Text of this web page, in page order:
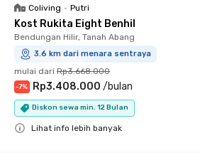
Coliving • Putri
Kost Rukita Eight Benhil
Bendungan Hilir, Tanah Abang
3.6 km dari menara sentraya
mulai dari Rp3.668.000
-7% Rp3.408.000 /bulan
Diskon sewa min. 12 Bulan
Lihat info lebih banyak